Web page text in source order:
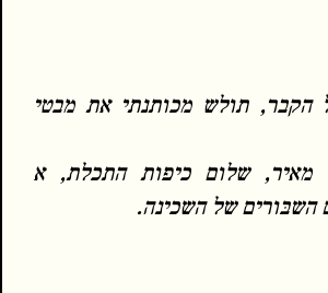
הקבר, תולש מכותנתי את מבטי
מאיר, שלום כיפות התכלת, א
השבּורים של השכינה.